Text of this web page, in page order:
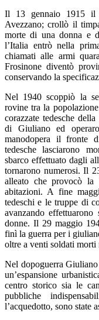
Il 13 gennaio 1915 il
Avezzano; crollò il
morte di una donna e
l’Italia entrò nella
chiamati alle armi
Frosinone diventò
conservando la
Nel 1940 scoppiò la
rovine tra la
corazzate tedesche
di Giuliano ed
manodopera il fronte
tedesche lasciarono
sbarco effettuato dagli
tornarono numerosi. Il
alleato che provocò la
abitazioni. A fine
tedeschi e le truppe di
avanzando
donne. Il 29 maggio
finì la guerra per i
oltre a venti soldati
Nel dopoguerra
un’espansione
centro storico sia le
pubbliche
l’acquedotto, sono state